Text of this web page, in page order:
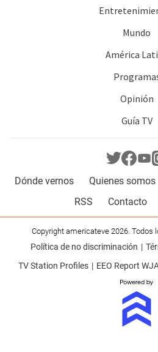
Mundo
América
Opinión
Guía TV
Dónde vernos Quienes somos
RSS
Contacto
Copyright americateve 2026. Todos
Política de no discriminación
TV Station Profiles
EEO Report